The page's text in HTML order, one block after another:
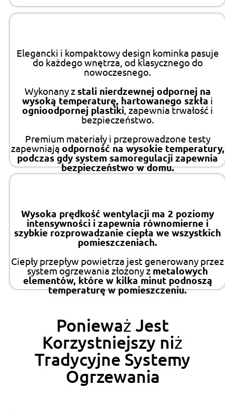
Elegancki i kompaktowy design kominka pasuje
do każdego wnętrza, od klasycznego do
nowoczesnego.
Wykonany z stali nierdzewnej odpornej na
wysoką temperaturę, hartowanego szkła i
ognioodpornej plastiki , zapewnia trwałość i
bezpieczeństwo.
Premium materiały i przeprowadzone testy
zapewniają odporność na wysokie temperatury,
podczas gdy system samoregulacji zapewnia
bezpieczeństwo w domu.
Wysoka prędkość wentylacji ma 2 poziomy
intensywności i zapewnia równomierne i
szybkie rozprowadzanie ciepła we wszystkich
pomieszczeniach.
Ciepły przepływ powietrza jest generowany przez
system ogrzewania złożony z metalowych
elementów, które w kilka minut podnoszą
temperaturę w pomieszczeniu.
Ponieważ Jest
Korzystniejszy niż
Tradycyjne Systemy
Ogrzewania